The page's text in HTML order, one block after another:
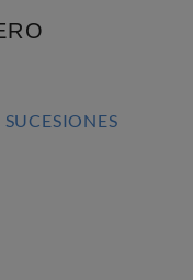
SUCESIONES